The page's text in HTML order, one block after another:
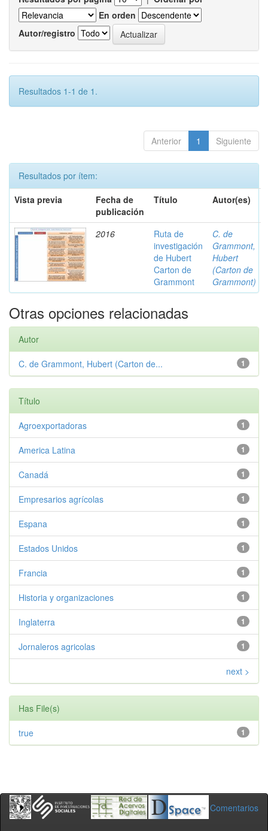
En orden
Autor/registro
Resultados 1-1 de 1.
Anterior 1 Siguiente
Resultados por ítem:
Vista previa
Fecha de
publicación
Título Autor(es)
2016
Ruta de
investigación
de Hubert
Carton de
Grammont
C. de
Grammont,
Hubert
(Carton de
Grammont)
Otras opciones relacionadas
Autor
1
C. de Grammont, Hubert (Carton de...
Título
1
Agroexportadoras
1
America Latina
1
Canadá
1
Empresarios agrícolas
1
Espana
1
Estados Unidos
1
Francia
1
Historia y organizaciones
1
Inglaterra
1
Jornaleros agricolas
next >
Has File(s)
1
true
Comentarios